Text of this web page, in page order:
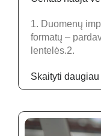
1. Duomenų
formatų –
lentelės.2.
Skaityti daugiau